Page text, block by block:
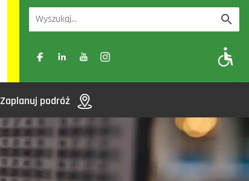
A- A A+
Zaplanuj podróż